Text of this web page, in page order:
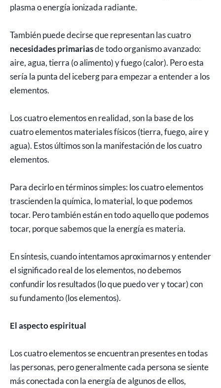
plasma o energía ionizada radiante.
También puede decirse que representan las cuatro
necesidades primariasde todo organismo avanzado:
aire, agua, tierra (o alimento) y fuego (calor). Pero esta
sería la punta del iceberg para empezar a entender a los
elementos.
Los cuatro elementos en realidad, son la base de los
cuatro elementos materiales físicos (tierra, fuego, aire y
agua). Estos últimos son la manifestación de los cuatro
elementos.
Para decirlo en términos simples: los cuatro elementos
trascienden la química, lo material, lo que podemos
tocar. Pero también están en todo aquello que podemos
tocar, porque sabemos que la energía es materia.
En síntesis, cuando intentamos aproximarnos y entender
el significado real de los elementos, no debemos
confundir los resultados (lo que puedo ver y tocar) con
su fundamento (los elementos).
El aspecto espiritual
Los cuatro elementos se encuentran presentes en todas
las personas, pero generalmente cada persona se siente
más conectada con la energía de algunos de ellos,